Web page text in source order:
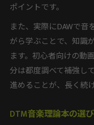
ポイントです。
また、実際にDAWで
がら学ぶことで、知識
ます。初心者向けの動
分は都度調べて補強し
進めることが、長く続
DTM音楽理論本の選